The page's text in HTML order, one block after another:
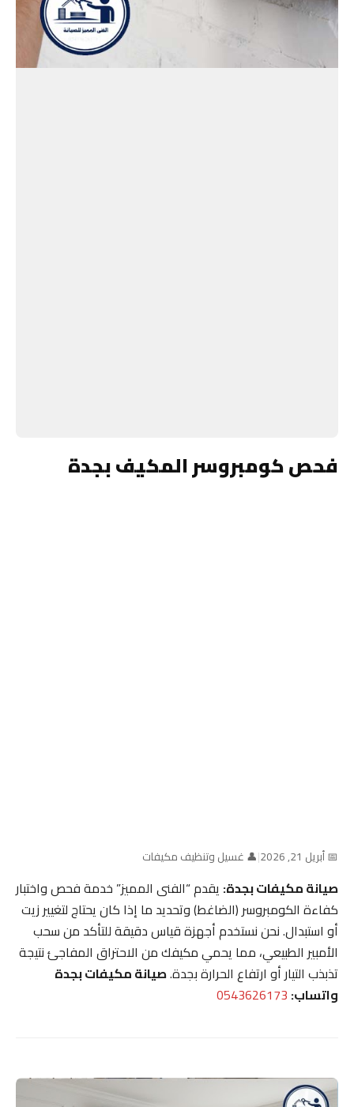
فحص كومبروسر المكيف بجدة
📅 أبريل 21, 2026 |👤 غسيل وتنظيف مكيفات
صيانة مكيفات بجدة:يقدم “الفنى المميز” خدمة فحص واختبار
كفاءة الكومبروسر (الضاغط) وتحديد ما إذا كان يحتاج لتغيير زيت
أو استبدال. نحن نستخدم أجهزة قياس دقيقة للتأكد من سحب
الأمبير الطبيعي، مما يحمي مكيفك من الاحتراق المفاجئ نتيجة
تذبذب التيار أو ارتفاع الحرارة بجدة.صيانة مكيفات بجدة
واتساب:0543626173